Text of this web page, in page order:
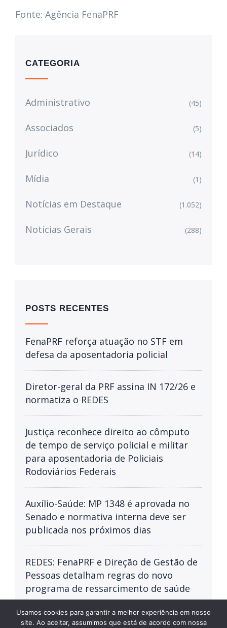
Fonte: Agência FenaPRF
CATEGORIA
Administrativo (45)
Associados (5)
Jurídico (14)
Mídia (1)
Notícias em Destaque (1.052)
Notícias Gerais (288)
POSTS RECENTES
FenaPRF reforça atuação no STF em
defesa da aposentadoria policial
Diretor-geral da PRF assina IN 172/26 e
normatiza o REDES
Justiça reconhece direito ao cômputo
de tempo de serviço policial e militar
para aposentadoria de Policiais
Rodoviários Federais
Auxílio-Saúde: MP 1348 é aprovada no
Senado e normativa interna deve ser
publicada nos próximos dias
REDES: FenaPRF e Direção de Gestão de
Pessoas detalham regras do novo
programa de ressarcimento de saúde
Usamos cookies para garantir a melhor experiência em nosso
site. Ao aceitar, assumimos que está de acordo com nossa